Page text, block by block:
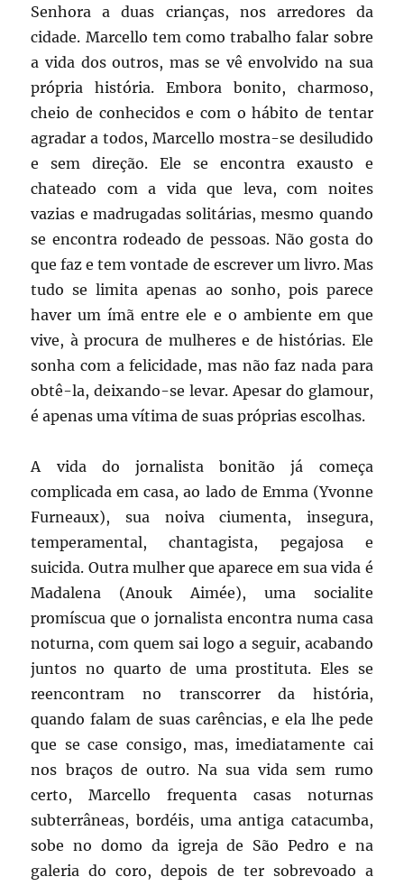
Senhora a duas crianças, nos arredores da
cidade. Marcello tem como trabalho falar sobre
a vida dos outros, mas se vê envolvido na sua
própria história. Embora bonito, charmoso,
cheio de conhecidos e com o hábito de tentar
agradar a todos, Marcello mostra-se desiludido
e sem direção. Ele se encontra exausto e
chateado com a vida que leva, com noites
vazias e madrugadas solitárias, mesmo quando
se encontra rodeado de pessoas. Não gosta do
que faz e tem vontade de escrever um livro. Mas
tudo se limita apenas ao sonho, pois parece
haver um ímã entre ele e o ambiente em que
vive, à procura de mulheres e de histórias. Ele
sonha com a felicidade, mas não faz nada para
obtê-la, deixando-se levar. Apesar do glamour,
é apenas uma vítima de suas próprias escolhas.
A vida do jornalista bonitão já começa
complicada em casa, ao lado de Emma (Yvonne
Furneaux), sua noiva ciumenta, insegura,
temperamental, chantagista, pegajosa e
suicida. Outra mulher que aparece em sua vida é
Madalena (Anouk Aimée), uma socialite
promíscua que o jornalista encontra numa casa
noturna, com quem sai logo a seguir, acabando
juntos no quarto de uma prostituta. Eles se
reencontram no transcorrer da história,
quando falam de suas carências, e ela lhe pede
que se case consigo, mas, imediatamente cai
nos braços de outro. Na sua vida sem rumo
certo, Marcello frequenta casas noturnas
subterrâneas, bordéis, uma antiga catacumba,
sobe no domo da igreja de São Pedro e na
galeria do coro, depois de ter sobrevoado a